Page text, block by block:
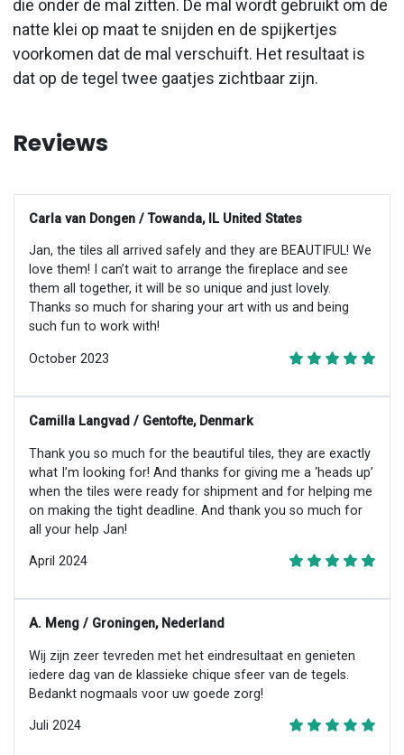
die onder de mal zitten. De mal wordt gebruikt om de
natte klei op maat te snijden en de spijkertjes
voorkomen dat de mal verschuift. Het resultaat is
dat op de tegel twee gaatjes zichtbaar zijn.
Reviews
Carla van Dongen / Towanda, IL United States
Jan, the tiles all arrived safely and they are BEAUTIFUL! We
love them! I can’t wait to arrange the fireplace and see
them all together, it will be so unique and just lovely.
Thanks so much for sharing your art with us and being
such fun to work with!
October 2023
Camilla Langvad / Gentofte, Denmark
Thank you so much for the beautiful tiles, they are exactly
what I’m looking for! And thanks for giving me a ‘heads up’
when the tiles were ready for shipment and for helping me
on making the tight deadline. And thank you so much for
all your help Jan!
April 2024
A. Meng / Groningen, Nederland
Wij zijn zeer tevreden met het eindresultaat en genieten
iedere dag van de klassieke chique sfeer van de tegels.
Bedankt nogmaals voor uw goede zorg!
Juli 2024